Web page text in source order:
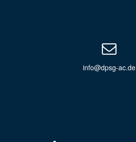
info@dpsg-ac.de